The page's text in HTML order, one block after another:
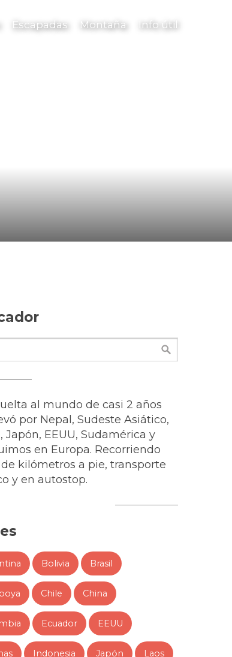
Escapadas Montaña Info útil
al mundo de casi 2 años
por Nepal, Sudeste Asiático,
Japón, EEUU, Sudamérica y
en Europa. Recorriendo
kilómetros a pie, transporte
y en autostop.
Bolivia Brasil
Chile China
Ecuador EEUU
Indonesia Japón Laos